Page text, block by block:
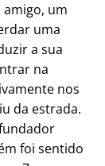
um
uma
a sua
na
nos
da estrada.
foi sentido